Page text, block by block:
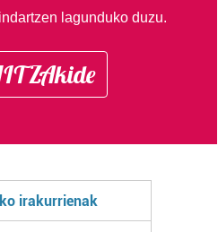
lagunduko duzu.
irakurrienak